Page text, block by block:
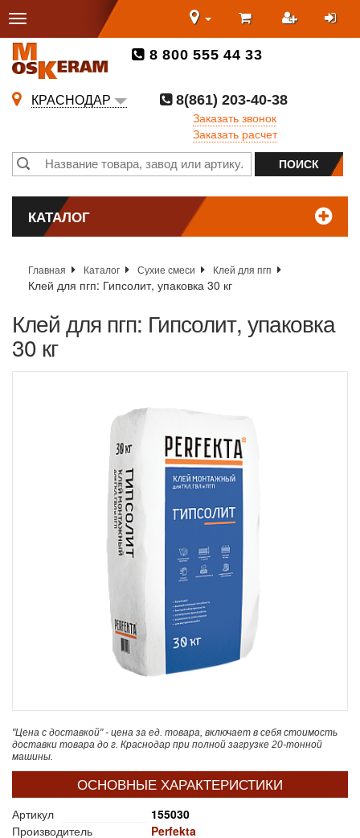
8 800 555 44 33
КРАСНОДАР
8(861) 203-40-38
Заказать звонок
Заказать расчет
КАТАЛОГ
Главная Каталог Сухие смеси Клей для пгп
Клей для пгп: Гипсолит, упаковка 30 кг
Клей для пгп: Гипсолит, упаковка
30 кг
"Цена с доставкой" - цена за ед. товара, включает в себя стоимость
доставки товара до г. Краснодар при полной загрузке 20-тонной
машины.
ОСНОВНЫЕ ХАРАКТЕРИСТИКИ
Артикул
155030
Производитель
Perfekta